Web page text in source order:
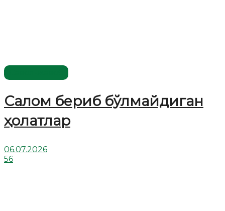
Салом бериб бўлмайдиган
ҳолатлар
06.07.2026
56